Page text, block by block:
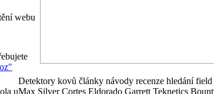
webu
Detektory kovů články návody recenze hledání
uMax Silver Cortes Eldorado Garrett Teknetics